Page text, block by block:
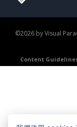
©2026 by Visual
Content